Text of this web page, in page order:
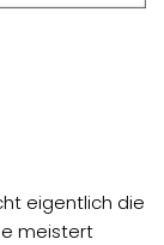
eigentlich die
meistert